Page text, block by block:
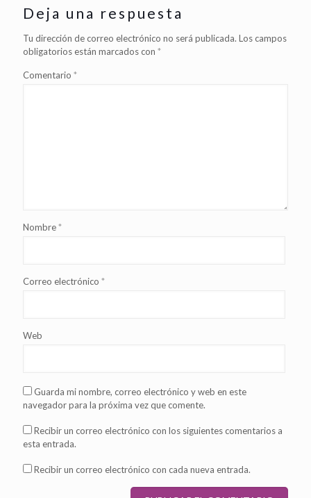
Deja una respuesta
Tu dirección de correo electrónico no será publicada. Los campos
obligatorios están marcados con *
Comentario *
Nombre*
Correo electrónico *
Web
Guarda mi nombre, correo electrónico y web en este
navegador para la próxima vez que comente.
Recibir un correo electrónico con los siguientes comentarios a
esta entrada.
Recibir un correo electrónico con cada nueva entrada.